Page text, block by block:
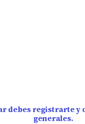
debes registrarte y
generales.